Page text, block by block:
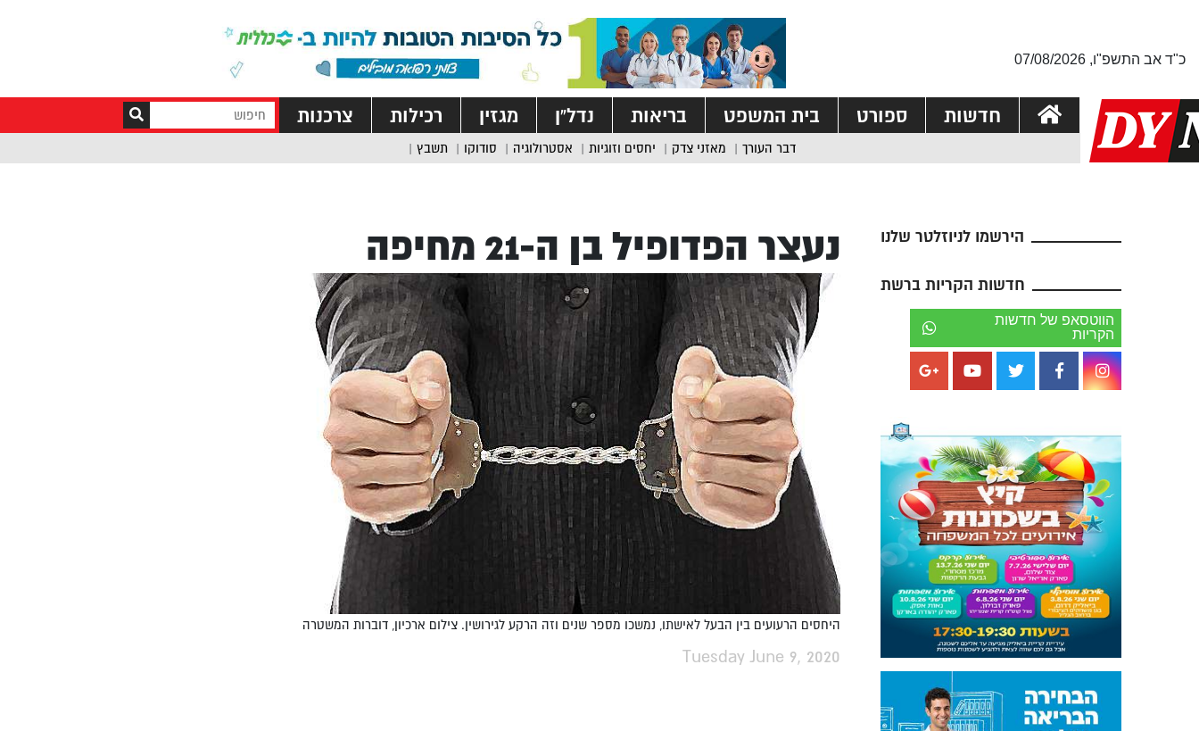
כ"ד אב התשפ"ו, 07/08/2026
חדשות ספורט בית המשפט בריאות נדל”ן מגזין רכילות צרכנות
דבר העורך מאזני צדק יחסים וזוגיות אסטרולוגיה סודוקו תשבץ
הירשמו לניוזלטר שלנו
חדשות הקריות ברשת
הווטסאפ של חדשות
הקריות
נעצר הפדופיל בן ה-21 מחיפה
היחסים הרעועים בין הבעל לאישתו, נמשכו מספר שנים וזה הרקע לגירושין. צילום ארכיון, דוברות המשטרה
Tuesday June 9, 2020